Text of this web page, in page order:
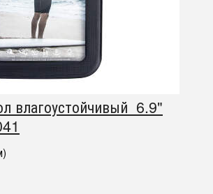
влагоустойчивый 6.9"